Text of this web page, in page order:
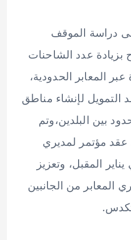
الموقف
عدد الشاحنات
الحدودية،
لإنشاء مناطق
لمديري
وتعزيز
من الجانبين